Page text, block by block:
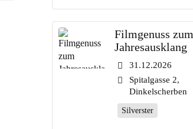
Filmgenuss zum
Jahresausklang
31.12.2026
Spitalgasse 2,
Dinkelscherben
Silverster